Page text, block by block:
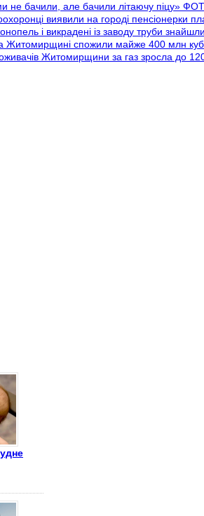
ми не бачили, але бачили літаючу піцу»
виявили на городі
і викрадені із заводу труби
Житомирщині спожили майже 400 млн
Житомирщини за газ зросла до